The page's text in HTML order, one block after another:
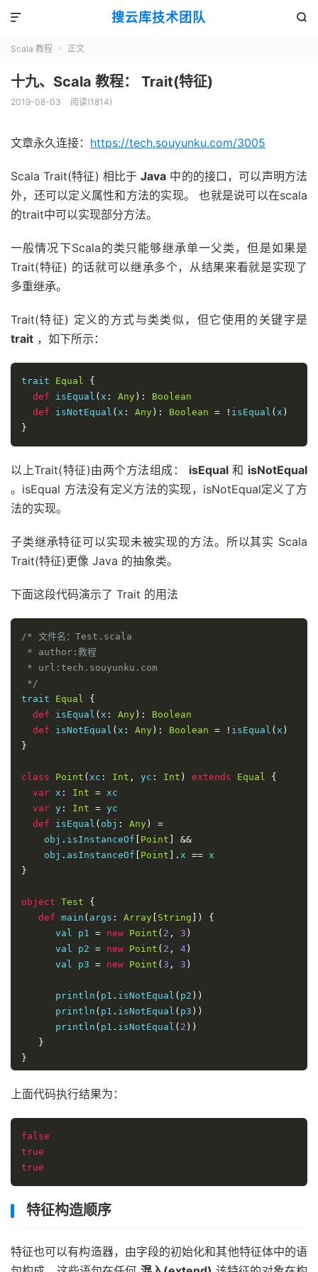
搜云库技术团队 

Scala 教程  正文
十九、Scala 教程： Trait(特征)
2019-08-03 阅读(1814)
文章永久连接： https://tech.souyunku.com/3005
Scala Trait(特征) 相比于Java 中的的接口，可以声明方法
外，还可以定义属性和方法的实现。 也就是说可以在scala
的trait中可以实现部分方法。
一般情况下Scala的类只能够继承单一父类，但是如果是
Trait(特征) 的话就可以继承多个，从结果来看就是实现了
多重继承。
Trait(特征) 定义的方式与类类似，但它使用的关键字是
trait ，如下所示：
trait Equal
{
def isEqual ( x : Any ):
Boolean
def isNotEqual ( x : Any ): Boolean = ! isEqual ( x )
}
以上Trait(特征)由两个方法组成： isEqual和 isNotEqual
。isEqual 方法没有定义方法的实现，isNotEqual定义了方
法的实现。
子类继承特征可以实现未被实现的方法。所以其实 Scala
Trait(特征)更像 Java 的抽象类。
下面这段代码演示了 Trait 的用法
/* 文件名：Test.scala
* author:教程
* url:tech.souyunku.com
*/
trait Equal
{
def isEqual ( x : Any ):
Boolean
def isNotEqual ( x : Any ): Boolean = ! isEqual ( x )
}
class Point ( xc : Int , yc : Int ) extends Equal
{
var x : Int = xc
var y : Int = yc
def isEqual ( obj : Any )
=
    obj
. isInstanceOf Point
&&
    obj
. asInstanceOf Point ]. x ==
}
object Test
{
def main ( args : Array String ])
{
      val p1
= new Point ( 2 , 3 )
      val p2
= new Point ( 2 , 4 )
      val p3
= new Point ( 3 , 3 )
      println
( p1 . isNotEqual ( p2 ))
      println
( p1 . isNotEqual ( p3 ))
      println
( p1 . isNotEqual ( 2 ))
}
}
上面代码执行结果为：
false
true
true
特征构造顺序
特征也可以有构造器，由字段的初始化和其他特征体中的语